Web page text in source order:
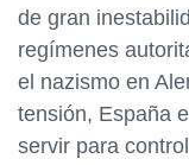
de gran
regímenes
el nazismo en
tensión, España
servir para